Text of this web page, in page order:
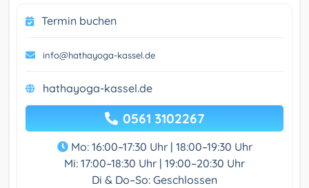
Termin buchen
info@hathayoga-kassel.de
hathayoga-kassel.de
0561 3102267
Mo: 16:00–17:30 Uhr | 18:00–19:30 Uhr
Mi: 17:00–18:30 Uhr | 19:00–20:30 Uhr
Di & Do–So: Geschlossen